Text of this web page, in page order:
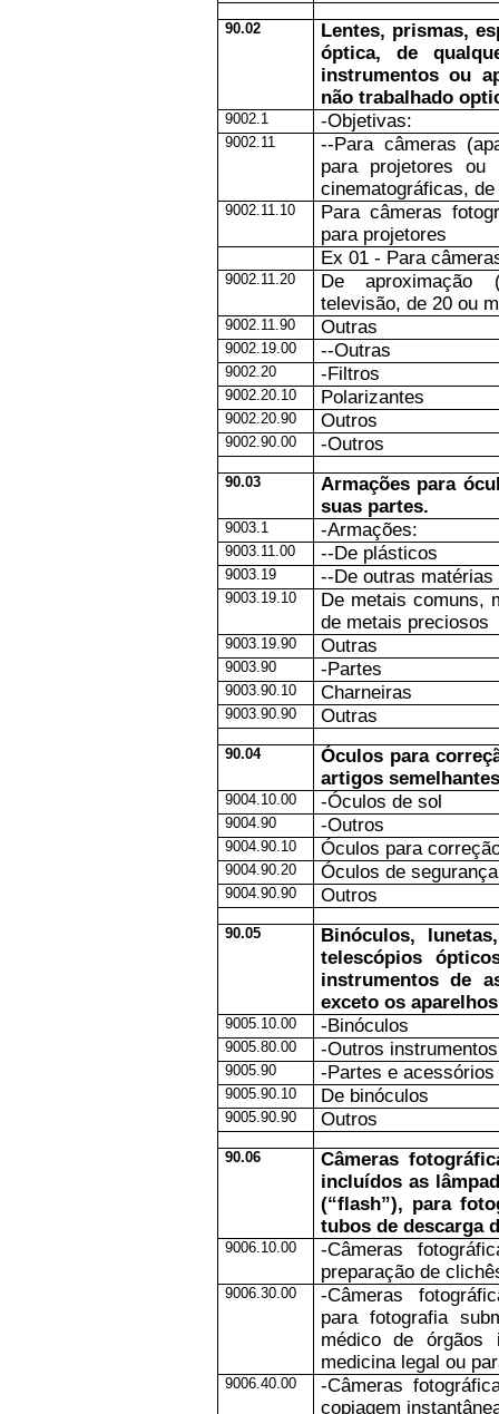
90.02
Lentes, prismas,
óptica, de
instrumentos ou
não trabalhado
9002.1 -Objetivas:
9002.11
--Para câmeras
para projetores ou
cinematográficas,
9002.11.10
Para câmeras
para projetores
Ex 01 - Para
9002.11.20
De aproximação
televisão, de 20 ou
9002.11.90 Outras
9002.19.00 --Outras
9002.20 -Filtros
9002.20.10 Polarizantes
9002.20.90 Outros
9002.90.00 -Outros
90.03
Armações para
suas partes.
9003.1 -Armações:
9003.11.00 --De plásticos
9003.19 --De outras matérias
9003.19.10
De metais comuns,
de metais preciosos
9003.19.90 Outras
9003.90 -Partes
9003.90.10 Charneiras
9003.90.90 Outras
90.04
Óculos para
artigos
9004.10.00 -Óculos de sol
9004.90 -Outros
9004.90.10 Óculos para
9004.90.20 Óculos de segurança
9004.90.90 Outros
90.05
Binóculos,
telescópios
instrumentos de
exceto os
9005.10.00 -Binóculos
9005.80.00 -Outros instrumentos
9005.90 -Partes e
9005.90.10 De binóculos
9005.90.90 Outros
90.06
Câmeras
incluídos as
(“flash”), para
tubos de descarga
9006.10.00
-Câmeras
preparação de
9006.30.00
-Câmeras
para fotografia
médico de órgãos
medicina legal ou
9006.40.00
-Câmeras
copiagem